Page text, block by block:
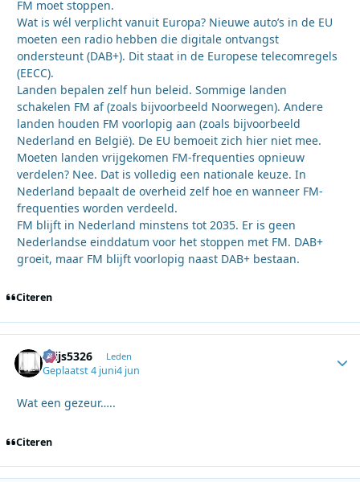
FM moet stoppen.
Wat is wél verplicht vanuit Europa? Nieuwe auto’s in de EU
moeten een radio hebben die digitale ontvangst
ondersteunt (DAB+). Dit staat in de Europese telecomregels
(EECC).
Landen bepalen zelf hun beleid. Sommige landen
schakelen FM af (zoals bijvoorbeeld Noorwegen). Andere
landen houden FM voorlopig aan (zoals bijvoorbeeld
Nederland en België). De EU bemoeit zich hier niet mee.
Moeten landen vrijgekomen FM-frequenties opnieuw
verdelen? Nee. Dat is volledig een nationale keuze. In
Nederland bepaalt de overheid zelf hoe en wanneer FM-
frequenties worden verdeeld.
FM blijft in Nederland minstens tot 2035. Er is geen
Nederlandse einddatum voor het stoppen met FM. DAB+
groeit, maar FM blijft voorlopig naast DAB+ bestaan.
Citeren
thijs5326 Leden
Geplaatst4 juni4 jun
Wat een gezeur…..
Citeren